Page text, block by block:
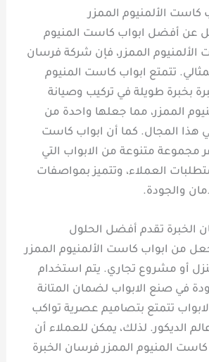
الألمنيوم الممزر
عن أفضل ابواب كاست المنيوم
الألمنيوم الممزر، فإن شركة فرسان
تتمتع ابواب كاست المنيوم
بخبرة طويلة في تركيب وصيانة
الممزر، مما جعلها واحدة من
هذا المجال. كما أن ابواب كاست
مجموعة متنوعة من الابواب التي
العملاء، وتتميز بمواصفات
والجودة.
الخبرة تقدم أفضل الحلول
من ابواب كاست الألمنيوم الممزر
أو مشروع تجاري. يتم استخدام
في صنع الابواب لضمان المتانة
تتمتع بتصاميم عصرية تواكب
الديكور. لذلك، يمكن للعملاء أن
كاست المنيوم الممزر فرسان الخبرة